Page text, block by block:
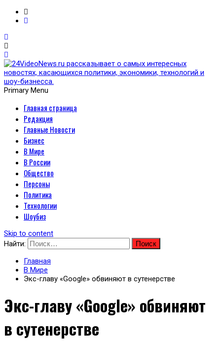
24VideoNews.ru
рассказывает о самых
интересных новостях,
касающихся политики,
экономики, технологий и
шоу-бизнесса.
Primary Menu
Главная страница
Редакция
Главные Новости
Бизнес
В Мире
В России
Общество
Персоны
Политика
Технологии
Шоубиз
Skip to content
Найти:
Главная
В Мире
Экс-главу «Google» обвиняют в сутенерстве
Экс-главу «Google» обвиняют
в сутенерстве